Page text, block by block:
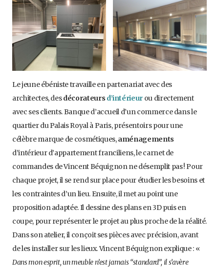
Le jeune ébéniste travaille en partenariat avec des
architectes, desdécorateurs d’intérieur ou directement
avec ses clients. Banque d’accueil d’un commerce dans le
quartier du Palais Royal à Paris, présentoirs pour une
célèbre marque de cosmétiques,aménagements
d’intérieur d’appartement franciliens, le carnet de
commandes de Vincent Béquignon ne désemplit pas ! Pour
chaque projet, il se rend sur place pour étudier les besoins et
les contraintes d’un lieu. Ensuite, il met au point une
proposition adaptée. Il dessine des plans en 3D puis en
coupe, pour représenter le projet au plus proche de la réalité.
Dans son atelier, il conçoit ses pièces avec précision, avant
de les installer sur les lieux. Vincent Béquignon explique : «
Dans mon esprit, un meuble n’est jamais “standard”, il s’avère